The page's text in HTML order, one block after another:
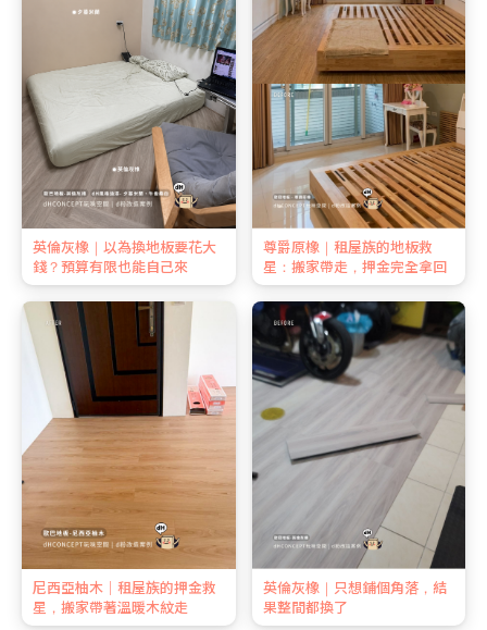
英倫灰橡｜以為換地板要花大
錢？預算有限也能自己來
尊爵原橡｜租屋族的地板救
星：搬家帶走，押金完全拿回
尼西亞柚木｜租屋族的押金救
星，搬家帶著溫暖木紋走
英倫灰橡｜只想鋪個角落，結
果整間都換了